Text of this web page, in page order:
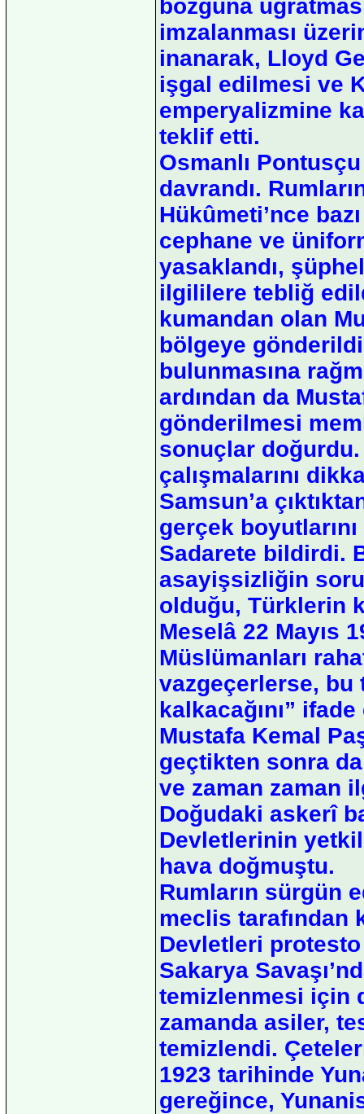
bozguna
imzalanması
inanarak, Lloyd
işgal edilmesi ve
emperyalizmine
teklif etti.
Osmanlı
davrandı.
Hükûmeti’nce
cephane ve
yasaklandı,
ilgililere tebliğ
kumandan olan
bölgeye
bulunmasına
ardından da
gönderilmesi
sonuçlar
çalışmalarını
Samsun’a
gerçek
Sadarete bildirdi.
asayişsizliğin
olduğu, Türklerin
Meselâ 22 Mayıs
Müslümanları
vazgeçerlerse,
kalkacağını”
Mustafa Kemal
geçtikten sonra
ve zaman zaman
Doğudaki askerî
Devletlerinin
hava doğmuştu.
Rumların sürgün
meclis tarafından
Devletleri
Sakarya
temizlenmesi için
zamanda asiler,
temizlendi.
1923 tarihinde
gereğince,